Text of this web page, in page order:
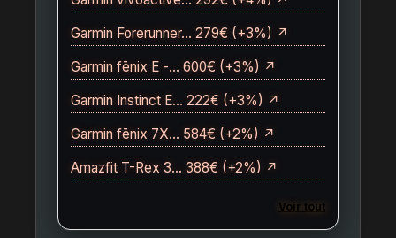
Garmin Forerunner… 279€ (+3%) ↗
Garmin fēnix E -… 600€ (+3%) ↗
Garmin Instinct E… 222€ (+3%) ↗
Garmin fēnix 7X… 584€ (+2%) ↗
Amazfit T-Rex 3… 388€ (+2%) ↗
Voir tout